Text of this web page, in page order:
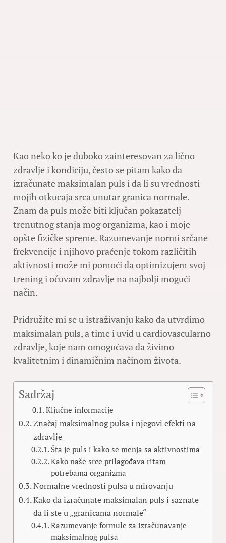
Kao neko ko je duboko zainteresovan za lično
zdravlje i kondiciju, često se pitam kako da
izračunate maksimalan puls i da li su vrednosti
mojih otkucaja srca unutar granica normale.
Znam da puls može biti ključan pokazatelj
trenutnog stanja mog organizma, kao i moje
opšte fizičke spreme. Razumevanje normi srčane
frekvencije i njihovo praćenje tokom različitih
aktivnosti može mi pomoći da optimizujem svoj
trening i očuvam zdravlje na najbolji mogući
način.
Pridružite mi se u istraživanju kako da utvrdimo
maksimalan puls, a time i uvid u cardiovascularno
zdravlje, koje nam omogućava da živimo
kvalitetnim i dinamičnim načinom života.
Sadržaj
Ključne informacije
Značaj maksimalnog pulsa i njegovi efekti na
zdravlje
Šta je puls i kako se menja sa aktivnostima
Kako naše srce prilagođava ritam
potrebama organizma
Normalne vrednosti pulsa u mirovanju
Kako da izračunate maksimalan puls i saznate
da li ste u „granicama normale“
Razumevanje formule za izračunavanje
maksimalnog pulsa